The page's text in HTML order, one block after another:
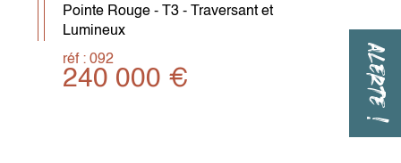
ALERTE !
Pointe Rouge - T3 - Traversant et
Lumineux
réf : 092
240 000 €